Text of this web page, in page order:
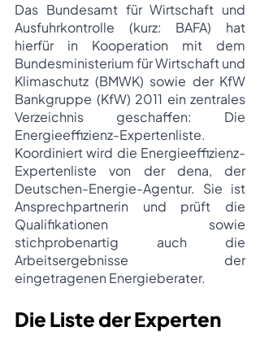
Das Bundesamt für Wirtschaft und
Ausfuhrkontrolle (kurz: BAFA) hat
hierfür in Kooperation mit dem
Bundesministerium für Wirtschaft und
Klimaschutz (BMWK) sowie der KfW
Bankgruppe (KfW) 2011 ein zentrales
Verzeichnis geschaffen: Die
Energieeffizienz-Expertenliste.
Koordiniert wird die Energieeffizienz-
Expertenliste von der dena, der
Deutschen-Energie-Agentur. Sie ist
Ansprechpartnerin und prüft die
Qualifikationen sowie
stichprobenartig auch die
Arbeitsergebnisse der
eingetragenen Energieberater.
Die Liste der Experten